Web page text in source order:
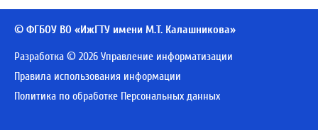
© ФГБОУ ВО «ИжГТУ имени М.Т. Калашникова»
Разработка © 2026 Управление информатизации
Правила использования информации
Политика по обработке Персональных данных